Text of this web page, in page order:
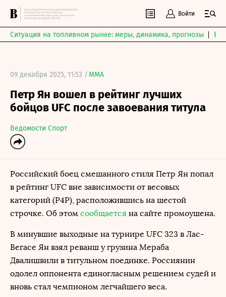
Войти
Ситуация на топливном рынке: меры, динамика, прогнозы
09 декабря 2025, 11:53 / MMA
Петр Ян вошел в рейтинг лучших
бойцов UFC после завоевания титула
Ведомости Спорт
Российский боец смешанного стиля Петр Ян попал
в рейтинг UFC вне зависимости от весовых
категорий (P4P), расположившись на шестой
строчке. Об этом сообщается на сайте промоушена.
В минувшие выходные на турнире UFC 323 в Лас-
Вегасе Ян взял реванш у грузина Мераба
Двалишвили в титульном поединке. Россиянин
одолел оппонента единогласным решением судей и
вновь стал чемпионом легчайшего веса.